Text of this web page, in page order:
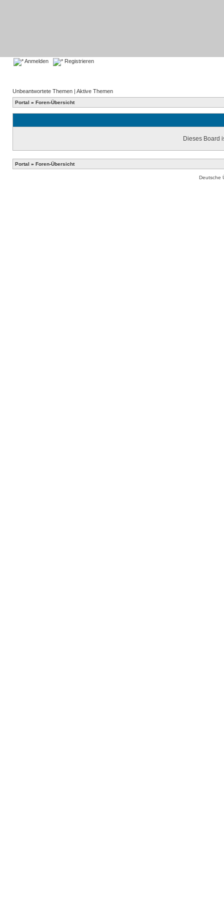
Anmelden Registrieren
Unbeantwortete Themen | Aktive Themen
Portal » Foren-Übersicht
Dieses Board
Portal » Foren-Übersicht
Deutsche